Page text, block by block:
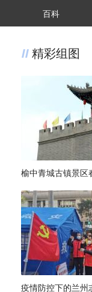
百科
精彩组图
榆中青城古镇景区
疫情防控下的兰州